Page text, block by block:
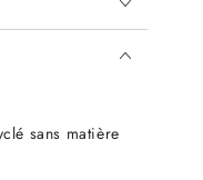
sans matière